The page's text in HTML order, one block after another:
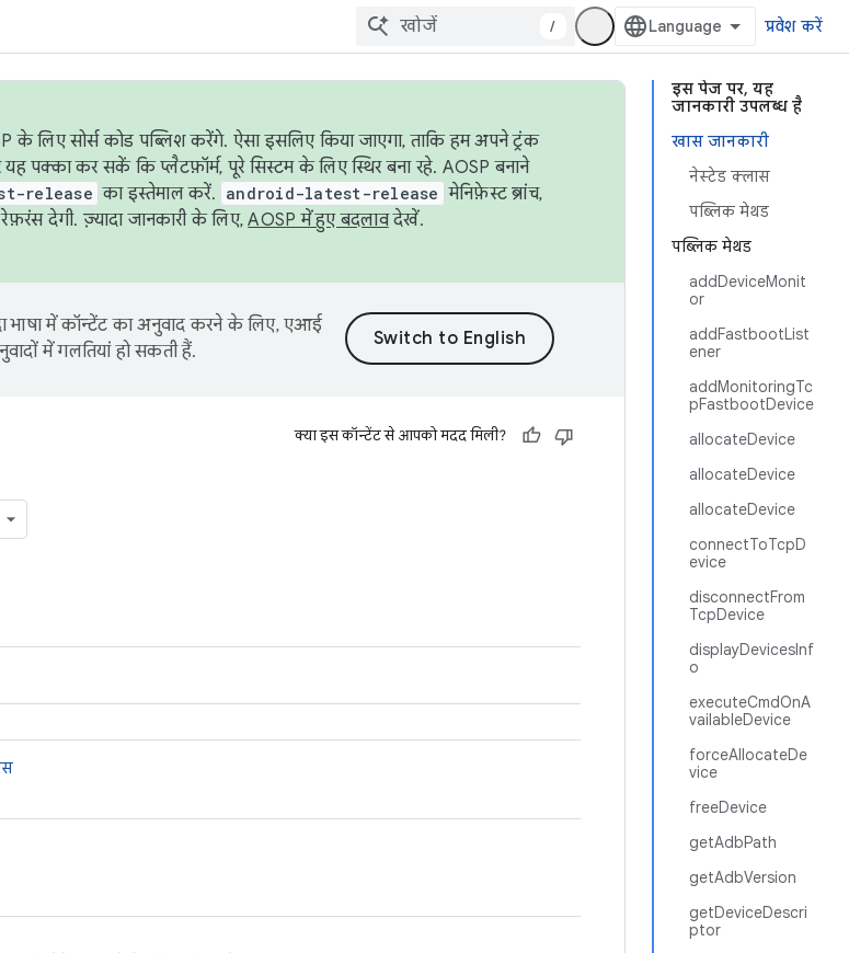
/ प्रवेश करें
इस पेज पर, यह
जानकारी उपलब्ध है
खास जानकारी
नेस्टेड क्लास
पब्लिक मेथड
पब्लिक मेथड
addDeviceMonit
or
addFastbootList
ener
addMonitoringTc
pFastbootDevice
allocateDevice
allocateDevice
allocateDevice
connectToTcpD
evice
disconnectFrom
TcpDevice
displayDevicesInf
o
executeCmdOnA
vailableDevice
forceAllocateDe
vice
freeDevice
getAdbPath
getAdbVersion
getDeviceDescri
ptor
के लिए सोर्स कोड पब्लिश करेंगे. ऐसा इसलिए किया जाएगा, ताकि हम अपने ट्रंक
कर सकें कि प्लैटफ़ॉर्म, पूरे सिस्टम के लिए स्थिर बना रहे. AOSP बनाने
release का इस्तेमाल करें. android-latest-release मेनिफ़ेस्ट ब्रांच,
देगी. ज़्यादा जानकारी के लिए,AOSP में हुए बदलावदेखें.
भाषा में कॉन्टेंट का अनुवाद करने के लिए, एआई
में गलतियां हो सकती हैं.
क्या इस कॉन्टेंट से आपको मदद मिली?